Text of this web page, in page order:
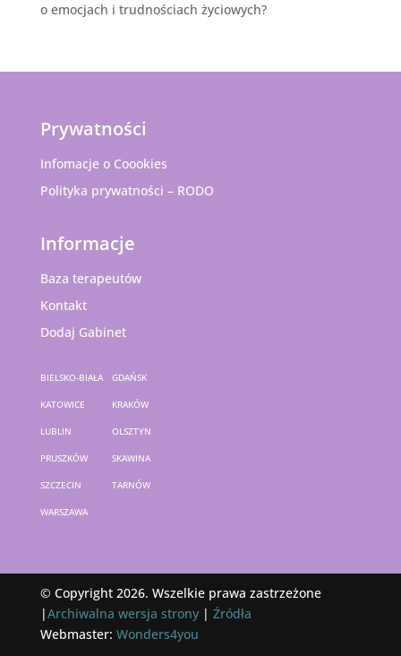
o emocjach i trudnościach życiowych?
Prywatności
Infomacje o Coookies
Polityka prywatności – RODO
Informacje
Baza terapeutów
Kontakt
Dodaj Gabinet
BIELSKO-BIAŁA GDAŃSK
KATOWICE KRAKÓW
LUBLIN OLSZTYN
PRUSZKÓW SKAWINA
SZCZECIN TARNÓW
WARSZAWA
© Copyright 2026. Wszelkie prawa zastrzeżone
|Archiwalna wersja strony| Źródła
Webmaster: Wonders4you